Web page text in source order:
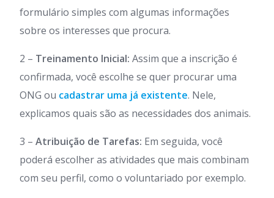
formulário simples com algumas informações
sobre os interesses que procura.
2 – Treinamento Inicial: Assim que a inscrição é
confirmada, você escolhe se quer procurar uma
ONG ou cadastrar uma já existente. Nele,
explicamos quais são as necessidades dos animais.
3 – Atribuição de Tarefas: Em seguida, você
poderá escolher as atividades que mais combinam
com seu perfil, como o voluntariado por exemplo.